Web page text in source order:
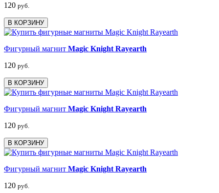
120 руб.
В КОРЗИНУ
Фигурный магнит Magic Knight Rayearth
120 руб.
В КОРЗИНУ
Фигурный магнит Magic Knight Rayearth
120 руб.
В КОРЗИНУ
Фигурный магнит Magic Knight Rayearth
120 руб.